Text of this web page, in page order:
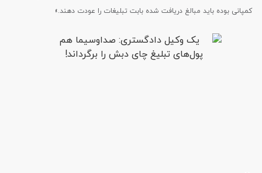
کمپانی بوده باید مبالغ دریافت شده بابت تبلیغات را عودت دهند.»